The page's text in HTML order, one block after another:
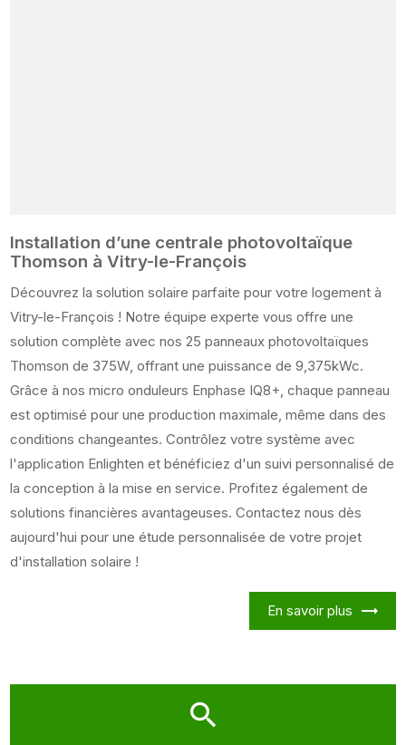
Installation d’une centrale photovoltaïque
Thomson à Vitry-le-François
Découvrez la solution solaire parfaite pour votre logement à
Vitry-le-François ! Notre équipe experte vous offre une
solution complète avec nos 25 panneaux photovoltaïques
Thomson de 375W, offrant une puissance de 9,375kWc.
Grâce à nos micro onduleurs Enphase IQ8+, chaque panneau
est optimisé pour une production maximale, même dans des
conditions changeantes. Contrôlez votre système avec
l'application Enlighten et bénéficiez d'un suivi personnalisé de
la conception à la mise en service. Profitez également de
solutions financières avantageuses. Contactez nous dès
aujourd'hui pour une étude personnalisée de votre projet
d'installation solaire !
En savoir plus